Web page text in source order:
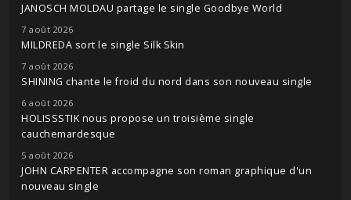
JANOSCH MOLDAU partage le single Goodbye World
7 août 2026
MILDREDA sort le single Silk Skin
7 août 2026
SHINING chante le froid du nord dans son nouveau single
6 août 2026
HOLISSSTIK nous propose un troisième single
cauchemardesque
5 août 2026
JOHN CARPENTER accompagne son roman graphique d'un
nouveau single